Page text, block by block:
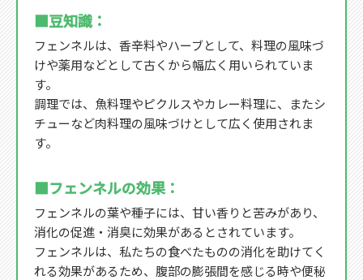
■豆知識：
フェンネルは、香辛料やハーブとして、料理の風味づ
けや薬用などとして古くから幅広く用いられていま
す。
調理では、魚料理やピクルスやカレー料理に、またシ
チューなど肉料理の風味づけとして広く使用されま
す。
■フェンネルの効果：
フェンネルの葉や種子には、甘い香りと苦みがあり、
消化の促進・消臭に効果があるとされています。
フェンネルは、私たちの食べたものの消化を助けてく
れる効果があるため、腹部の膨張間を感じる時や便秘